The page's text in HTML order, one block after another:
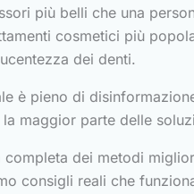
più belli che una
cosmetici più
dei denti.
è pieno di
maggior parte delle
dei metodi
consigli reali che